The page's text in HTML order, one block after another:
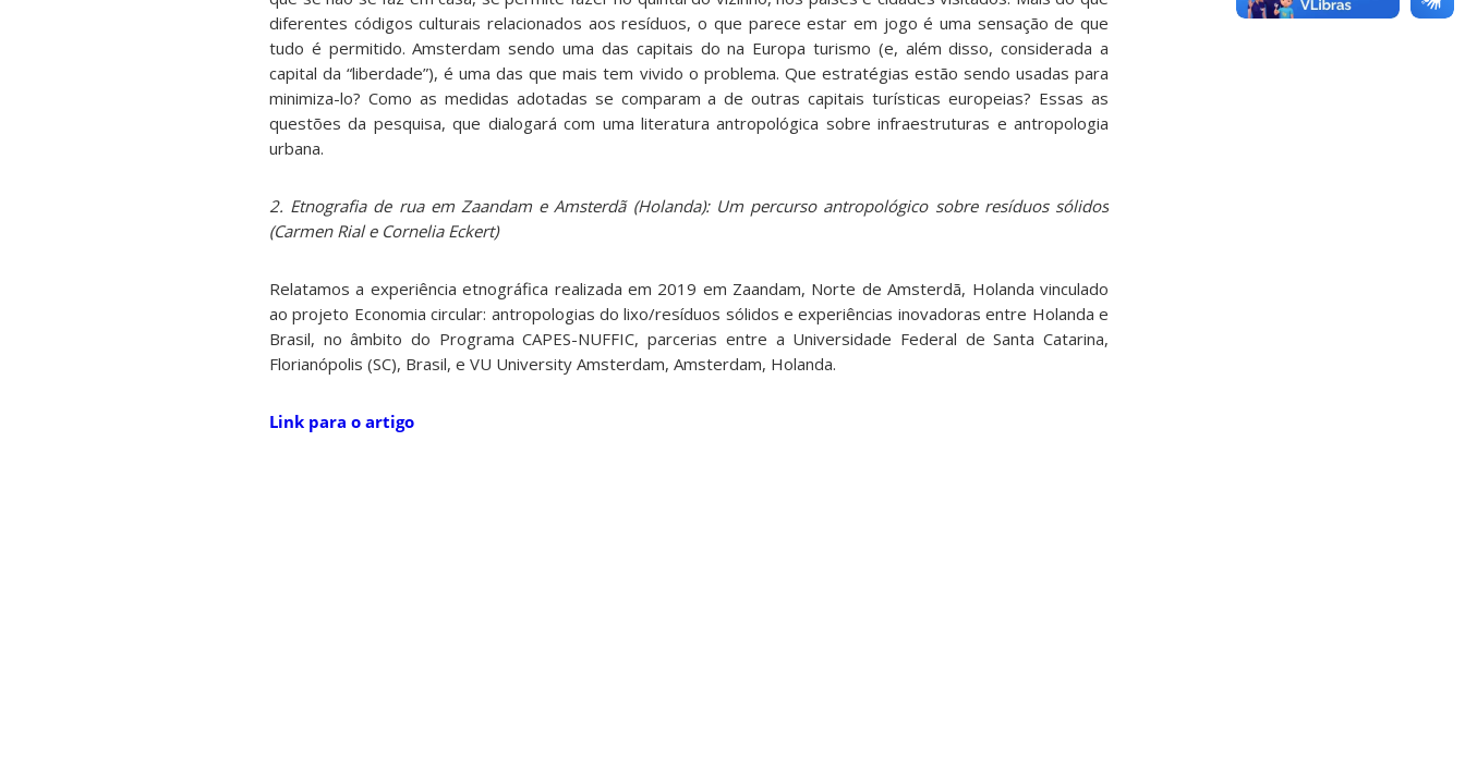
diferentes códigos culturais relacionados aos resíduos, o que parece estar em jogo é uma sensação de que
tudo é permitido. Amsterdam sendo uma das capitais do na Europa turismo (e, além disso, considerada a
capital da “liberdade”), é uma das que mais tem vivido o problema. Que estratégias estão sendo usadas para
minimiza-lo? Como as medidas adotadas se comparam a de outras capitais turísticas europeias? Essas as
questões da pesquisa, que dialogará com uma literatura antropológica sobre infraestruturas e antropologia
urbana.
2. Etnografia de rua em Zaandam e Amsterdã (Holanda): Um percurso antropológico sobre resíduos sólidos
(Carmen Rial e Cornelia Eckert)
Relatamos a experiência etnográfica realizada em 2019 em Zaandam, Norte de Amsterdã, Holanda vinculado
ao projeto Economia circular: antropologias do lixo/resíduos sólidos e experiências inovadoras entre Holanda e
Brasil, no âmbito do Programa CAPES-NUFFIC, parcerias entre a Universidade Federal de Santa Catarina,
Florianópolis (SC), Brasil, e VU University Amsterdam, Amsterdam, Holanda.
Link para o artigo